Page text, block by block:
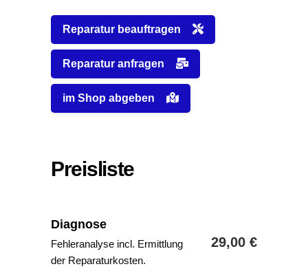
Reparatur beauftragen
Reparatur anfragen
im Shop abgeben
Preisliste
Diagnose
Fehleranalyse incl. Ermittlung
der Reparaturkosten.
29,00 €